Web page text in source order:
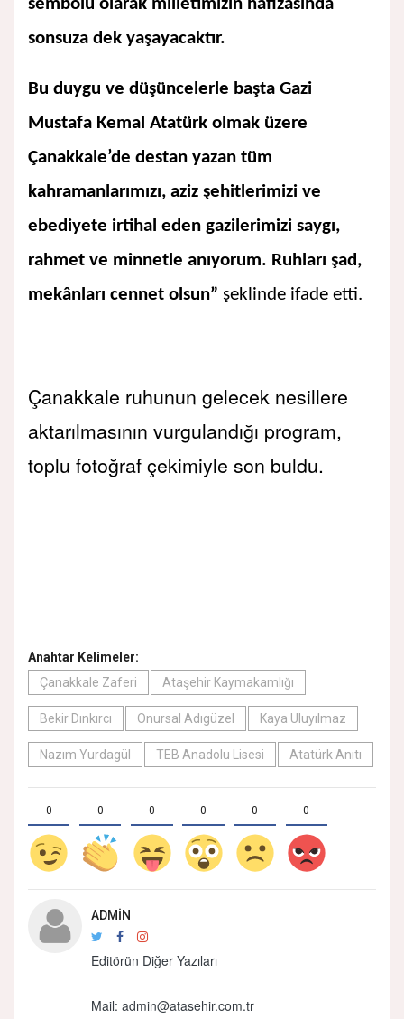
sembolü olarak milletimizin hafızasında
sonsuza dek yaşayacaktır.
Bu duygu ve düşüncelerle başta Gazi
Mustafa Kemal Atatürk olmak üzere
Çanakkale’de destan yazan tüm
kahramanlarımızı, aziz şehitlerimizi ve
ebediyete irtihal eden gazilerimizi saygı,
rahmet ve minnetle anıyorum. Ruhları şad,
mekânları cennet olsun” şeklinde ifade etti.
Çanakkale ruhunun gelecek nesillere
aktarılmasının vurgulandığı program,
toplu fotoğraf çekimiyle son buldu.
Anahtar Kelimeler:
Çanakkale Zaferi
Ataşehir Kaymakamlığı
Bekir Dınkırcı Onursal Adıgüzel Kaya Uluyılmaz
Nazım Yurdagül TEB Anadolu Lisesi Atatürk Anıtı
0 0 0 0 0 0
ADMIN
Editörün Diğer Yazıları
Mail: admin@atasehir.com.tr